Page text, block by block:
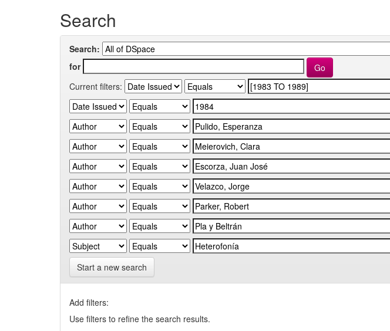
Search
Search:
for
Current filters:
Start a new search
Add filters:
Use filters to refine the search results.